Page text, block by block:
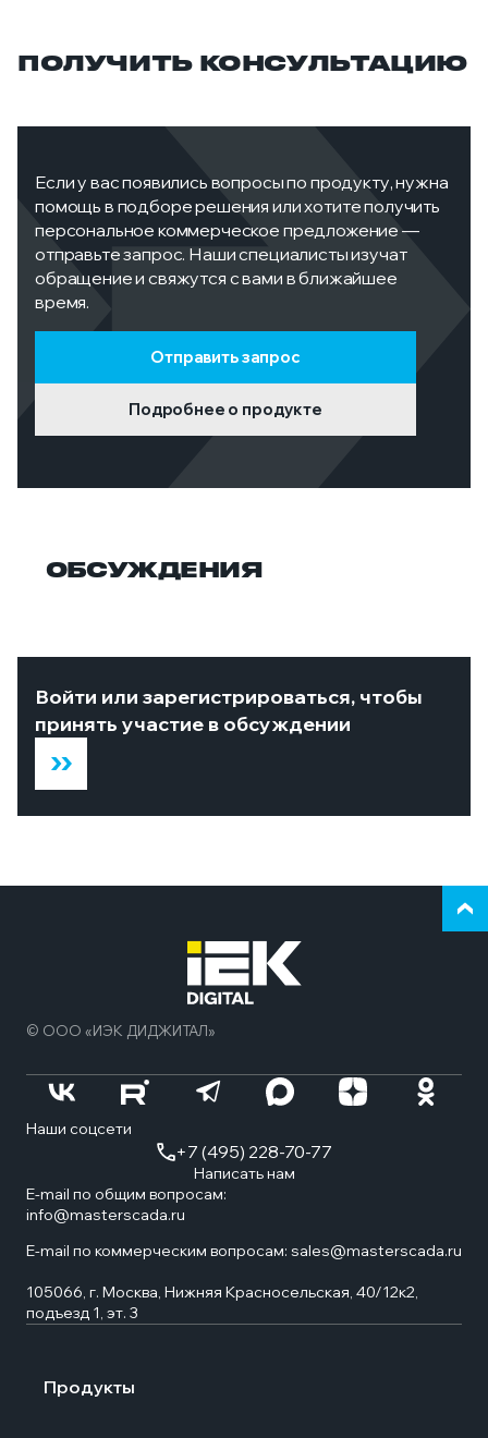
ПОЛУЧИТЬ КОНСУЛЬТАЦИЮ
Если у вас появились вопросы по продукту, нужна
помощь в подборе решения или хотите получить
персональное коммерческое предложение —
отправьте запрос. Наши специалисты изучат
обращение и свяжутся с вами в ближайшее
время.
Отправить запрос
Подробнее о продукте
ОБСУЖДЕНИЯ
Войти или зарегистрироваться, чтобы
принять участие в обсуждении
© ООО «ИЭК ДИДЖИТАЛ»
Продукты
+7 (495) 228-70-77
Написать нам
Наши соцсети
E-mail по общим вопросам:
info@masterscada.ru
E-mail по коммерческим вопросам: sales@masterscada.ru
105066, г. Москва, Нижняя Красносельская, 40/12к2,
подъезд 1, эт. 3